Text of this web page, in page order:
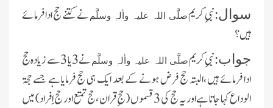
سوال:نبیِ کریمصلَّی اللہ علیہ واٰلہٖ وسلَّم نے کتنے حج ادا فرمائے
ہیں ؟
جواب:نبیِ کریمصلَّی اللہ علیہ واٰلہٖ وسلَّم
نے 3یا 3 سے زیادہ حج
ادا فرمائے ہیں ،البتہ حج فرض ہونے کے بعد ایک ہی حج فرمایا ہے جسے حجۃ
الوداع کہا جاتا ہے اوریہ حج کی 3 قسموں (حجِ قران ،حج تمتع اور حج اِفراد) میں